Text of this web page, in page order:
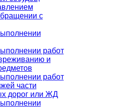
с
работ
и
работ
части
дорог или ЖД